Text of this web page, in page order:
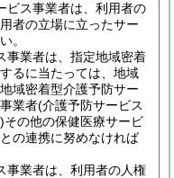
ビス事業者は、利用者の
者の立場に立ったサー
。
事業者は、指定地域密着
るに当たっては、地域
域密着型介護予防サー
業者(介護予防サービス
その他の保健医療サービ
の連携に努めなければ
事業者は、利用者の人権